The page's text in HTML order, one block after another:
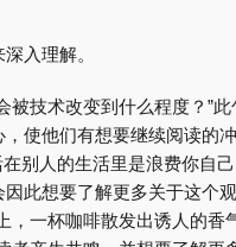
入理解。
被技术改变到什么程度？”
使他们有想要继续阅读的冲
别人的生活里是浪费你自
此想要了解更多关于这个观
，一杯咖啡散发出诱人的香